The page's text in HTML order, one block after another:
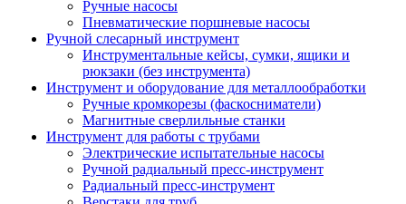
Ручные насосы
Пневматические поршневые насосы
Ручной слесарный инструмент
Инструментальные кейсы, сумки, ящики и
рюкзаки (без инструмента)
Инструмент и оборудование для металлообработки
Ручные кромкорезы (фаскосниматели)
Магнитные сверлильные станки
Инструмент для работы с трубами
Электрические испытательные насосы
Ручной радиальный пресс-инструмент
Радиальный пресс-инструмент